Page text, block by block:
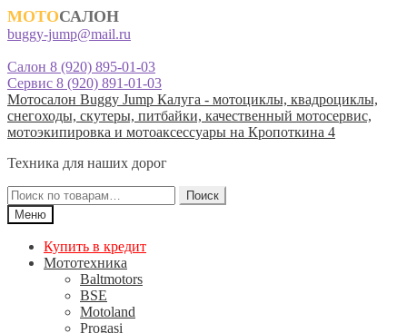
МОТОСАЛОН
buggy-jump@mail.ru
Салон 8 (920) 895-01-03
Сервис 8 (920) 891-01-03
Перейти
к
навигации
Перейти
к
содержимому
Мотосалон Buggy Jump Калуга - мотоциклы, квадроциклы,
снегоходы, скутеры, питбайки, качественный мотосервис,
мотоэкипировка и мотоаксессуары на Кропоткина 4
Техника для наших дорог
Искать:
Поиск
Меню
Купить в кредит
Мототехника
Baltmotors
BSE
Motoland
Progasi